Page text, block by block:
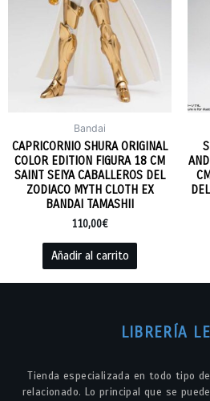
Bandai
CAPRICORNIO SHURA ORIGINAL
COLOR EDITION FIGURA 18 CM
SAINT SEIYA CABALLEROS DEL
ZODIACO MYTH CLOTH EX
BANDAI TAMASHII
110,00€
Añadir al carrito
LIBRERÍA
Tienda especializada en todo tipo
relacionado. Lo principal que se